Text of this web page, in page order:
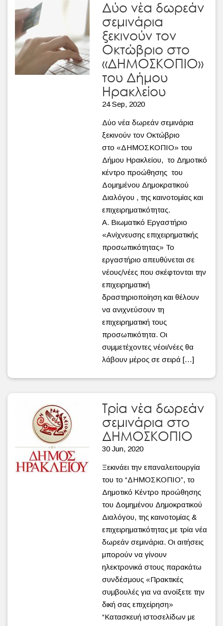
Δύο νέα δωρεάν
σεμινάρια
ξεκινούν τον
Οκτώβριο στο
«ΔΗΜΟΣΚΟΠΙΟ»
του Δήμου
Ηρακλείου
24 Sep, 2020
Δύο νέα δωρεάν σεμινάρια
ξεκινούν τον Οκτώβριο
στο «ΔΗΜΟΣΚΟΠΙΟ» του
Δήμου Ηρακλείου, το Δημοτικό
κέντρο προώθησης του
Δομημένου Δημοκρατικού
Διαλόγου , της καινοτομίας και
επιχειρηματικότητας.
Α. Βιωματικό Εργαστήριο
«Ανίχνευσης επιχειρηματικής
προσωπικότητας» Το
εργαστήριο απευθύνεται σε
νέους/νέες που σκέφτονται την
επιχειρηματική
δραστηριοποίηση και θέλουν
να ανιχνεύσουν τη
επιχειρηματική τους
προσωπικότητα. Οι
συμμετέχοντες νέοι/νέες θα
λάβουν μέρος σε σειρά […]
Τρία νέα δωρεάν
σεμινάρια στο
ΔΗΜΟΣΚΟΠΙΟ
30 Jun, 2020
Ξεκινάει την επαναλειτουργία
του το “ΔΗΜΟΣΚΟΠΙΟ”, το
Δημοτικό Κέντρο προώθησης
του Δομημένου Δημοκρατικού
Διαλόγου, της καινοτομίας &
επιχειρηματικότητας με τρία νέα
δωρεάν σεμινάρια. Οι αιτήσεις
μπορούν να γίνουν
ηλεκτρονικά στους παρακάτω
συνδέσμους «Πρακτικές
συμβουλές για να ανοίξετε την
δική σας επιχείρηση»
“Κατασκευή ιστοσελίδων με